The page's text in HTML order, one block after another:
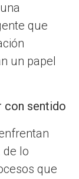
que
un papel
con sentido
lo
que